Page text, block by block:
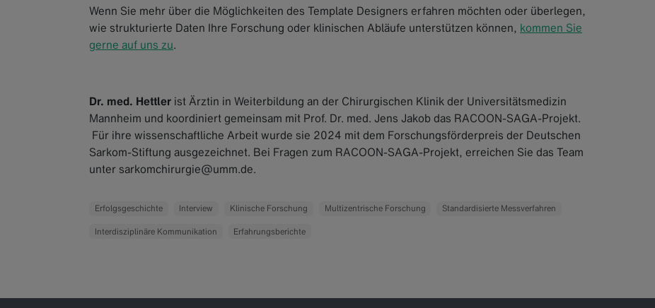
Wenn Sie mehr über die Möglichkeiten des Template Designers erfahren möchten oder überlegen,
wie strukturierte Daten Ihre Forschung oder klinischen Abläufe unterstützen können, kommen Sie
gerne auf uns zu.
Dr. med. Hettler ist Ärztin in Weiterbildung an der Chirurgischen Klinik der Universitätsmedizin
Mannheim und koordiniert gemeinsam mit Prof. Dr. med. Jens Jakob das RACOON-SAGA-Projekt.
Für ihre wissenschaftliche Arbeit wurde sie 2024 mit dem Forschungsförderpreis der Deutschen
Sarkom-Stiftung ausgezeichnet. Bei Fragen zum RACOON-SAGA-Projekt, erreichen Sie das Team
unter sarkomchirurgie@umm.de.
Erfolgsgeschichte Interview Klinische Forschung Multizentrische Forschung Standardisierte Messverfahren
Interdisziplinäre Kommunikation Erfahrungsberichte